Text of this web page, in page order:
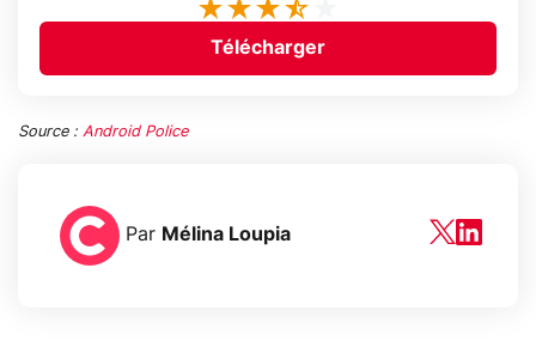
Télécharger
Source : Android Police
Par Mélina Loupia